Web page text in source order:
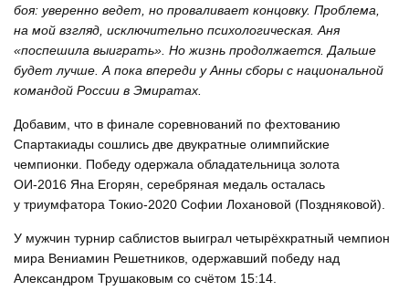
боя: уверенно ведет, но проваливает концовку. Проблема,
на мой взгляд, исключительно психологическая. Аня
«поспешила выиграть». Но жизнь продолжается. Дальше
будет лучше. А пока впереди у Анны сборы с национальной
командой России в Эмиратах.
Добавим, что в финале соревнований по фехтованию
Спартакиады сошлись две двукратные олимпийские
чемпионки. Победу одержала обладательница золота
ОИ-2016 Яна Егорян, серебряная медаль осталась
у триумфатора Токио-2020 Софии Лохановой (Поздняковой).
У мужчин турнир саблистов выиграл четырёхкратный чемпион
мира Вениамин Решетников, одержавший победу над
Александром Трушаковым со счётом 15:14.